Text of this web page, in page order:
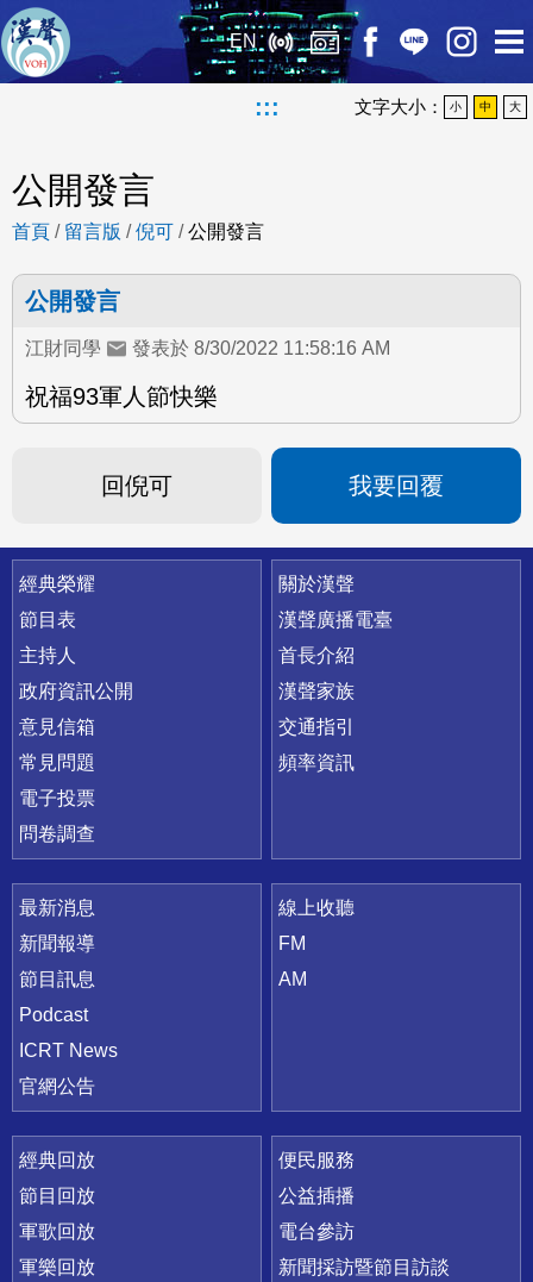
EN
::: 文字大小： 小 中 大
公開發言
首頁 / 留言版 /倪可 /公開發言
公開發言
江財同學 發表於 8/30/2022 11:58:16 AM
祝福93軍人節快樂
回倪可 我要回覆
快速連結
經典榮耀
節目表
主持人
政府資訊公開
意見信箱
常見問題
電子投票
問卷調查
關於漢聲
漢聲廣播電臺
首長介紹
漢聲家族
交通指引
頻率資訊
最新消息
新聞報導
節目訊息
Podcast
ICRT News
官網公告
線上收聽
FM
AM
經典回放
節目回放
軍歌回放
軍樂回放
便民服務
公益插播
電台參訪
新聞採訪暨節目訪談